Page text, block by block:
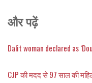
और पढ़ें
Dalit woman declared as
CJP की मदद से 97 साल की